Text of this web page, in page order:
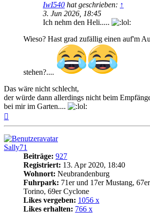
IwI540 hat geschrieben: ↑
3. Jun 2026, 18:45
Ich nehm den Heli.....
Wieso? Hast grad zufällig einen auf'm
stehen?....
Das wäre nicht schlecht,
der würde dann allerdings nicht beim
bei mir im Garten....
oben
Sally71
Beiträge: 927
Registriert: 13. Apr 2020, 18:40
Wohnort: Neubrandenburg
Fuhrpark: 71er und 17er Mustang,
Torino, 69er Cyclone
Likes vergeben: 1056 x
Likes erhalten: 766 x